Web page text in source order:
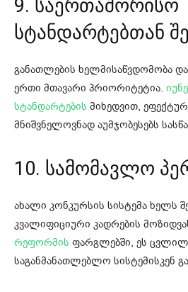
9. საერთაშორისო
სტანდარტებთან
განათლების ხელმისაწვდომობა
ერთი მთავარი პრიორიტეტია.
სტანდარტების მიხედვით,
მნიშვნელოვნად აუმჯობესებს
10. სამომავლო
ახალი კონკურსის სისტემა ხელს
კვალიფიციური კადრების
რეფორმის ფარგლებში, ეს
საგანმანათლებლო სისტემისკენ